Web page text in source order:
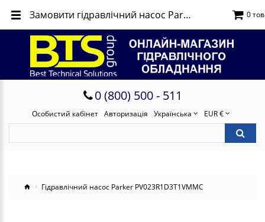
0 (800) 500 - 511
Особистий кабінет Авторизація Українська EUR €
0
Гідравлічний насос Parker PV023R1D3T1VMMC
Замовити гідравлічний насос Parker PV023R1D3T1VMMC